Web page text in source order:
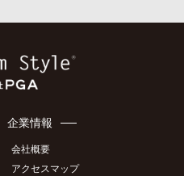
企業情報
会社概要
アクセスマップ